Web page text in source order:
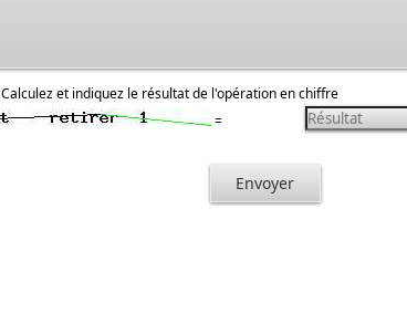
Calculez et indiquez le résultat de l'opération en chiffre
=